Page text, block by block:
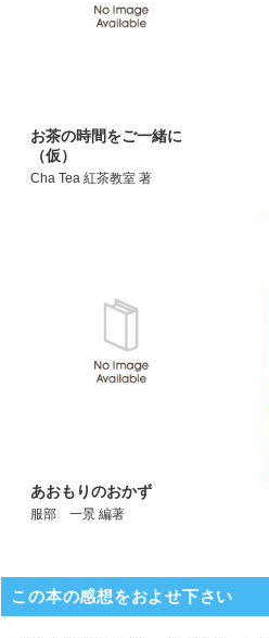
お茶の時間をご一緒に
（仮）
Cha Tea 紅茶教室 著
あおもりのおかず
服部 一景 編著
この本の感想をおよせ下さい